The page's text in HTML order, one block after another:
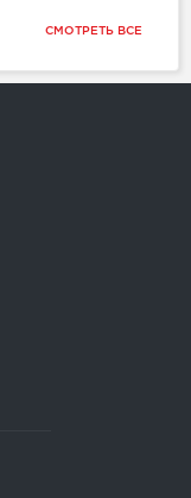
СМОТРЕТЬ ВСЕ